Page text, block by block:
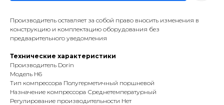
Производитель оставляет за собой право вносить изменения в
конструкцию и комплектацию оборудования без
предварительного уведомления
Технические характеристики
Производитель Dorin
Модель H6
Тип компрессора Полугерметичный поршневой
Назначение компрессора Среднетемпературный
Регулирование производительности Нет